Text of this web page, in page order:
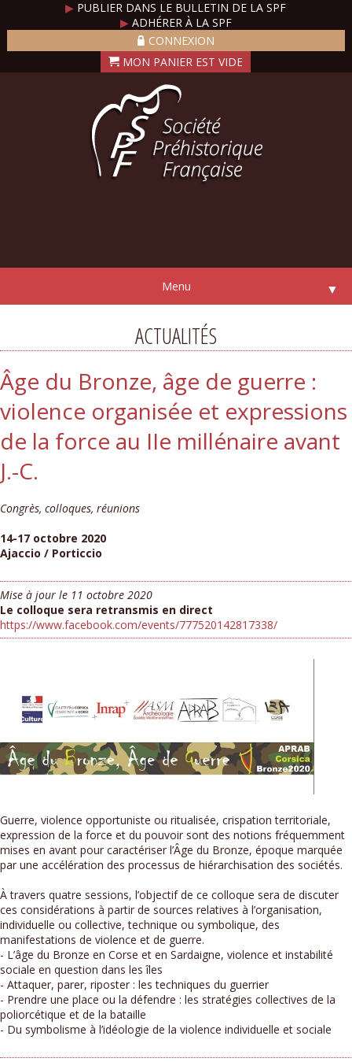
▶ PUBLIER DANS LE BULLETIN DE LA SPF
▶ADHÉRER À LA SPF
CONNEXION
Menu ▼
ACTUALITÉS
Âge du Bronze, âge de guerre :
violence organisée et expressions
de la force au IIe millénaire avant
J.-C.
Congrès, colloques, réunions
14-17 octobre 2020
Ajaccio / Porticcio
Mise à jour le 11 octobre 2020
Le colloque sera retransmis en direct
https://www.facebook.com/events/777520142817338/
Guerre, violence opportuniste ou ritualisée, crispation territoriale,
expression de la force et du pouvoir sont des notions fréquemment
mises en avant pour caractériser l’Âge du Bronze, époque marquée
par une accélération des processus de hiérarchisation des sociétés.
À travers quatre sessions, l’objectif de ce colloque sera de discuter
ces considérations à partir de sources relatives à l’organisation,
individuelle ou collective, technique ou symbolique, des
manifestations de violence et de guerre.
- L’âge du Bronze en Corse et en Sardaigne, violence et instabilité
sociale en question dans les îles
- Attaquer, parer, riposter : les techniques du guerrier
- Prendre une place ou la défendre : les stratégies collectives de la
poliorcétique et de la bataille
- Du symbolisme à l’idéologie de la violence individuelle et sociale